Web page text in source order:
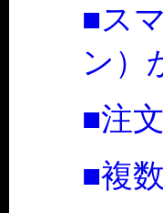
■ス
ン）
■注
■複